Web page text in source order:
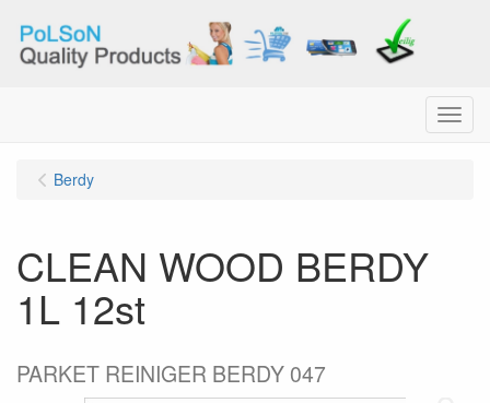
Menu
Berdy
CLEAN WOOD BERDY
1L 12st
PARKET REINIGER BERDY 047